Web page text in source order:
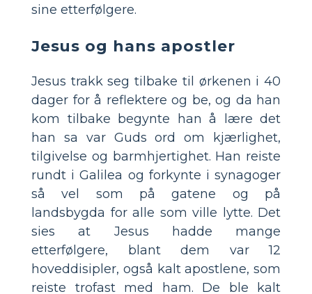
sine etterfølgere.
Jesus og hans apostler
Jesus trakk seg tilbake til ørkenen i 40
dager for å reflektere og be, og da han
kom tilbake begynte han å lære det
han sa var Guds ord om kjærlighet,
tilgivelse og barmhjertighet. Han reiste
rundt i Galilea og forkynte i synagoger
så vel som på gatene og på
landsbygda for alle som ville lytte. Det
sies at Jesus hadde mange
etterfølgere, blant dem var 12
hoveddisipler, også kalt apostlene, som
reiste trofast med ham. De ble kalt